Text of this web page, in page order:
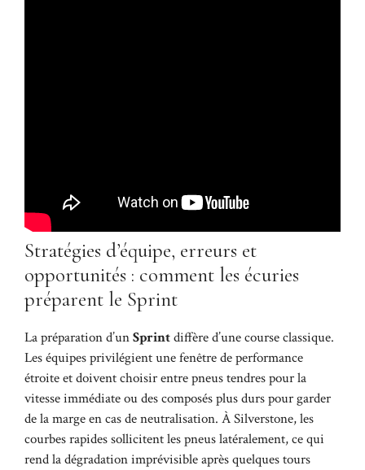
Stratégies d’équipe, erreurs et
opportunités : comment les écuries
préparent le Sprint
La préparation d’unSprintdiffère d’une course classique.
Les équipes privilégient une fenêtre de performance
étroite et doivent choisir entre pneus tendres pour la
vitesse immédiate ou des composés plus durs pour garder
de la marge en cas de neutralisation. À Silverstone, les
courbes rapides sollicitent les pneus latéralement, ce qui
rend la dégradation imprévisible après quelques tours